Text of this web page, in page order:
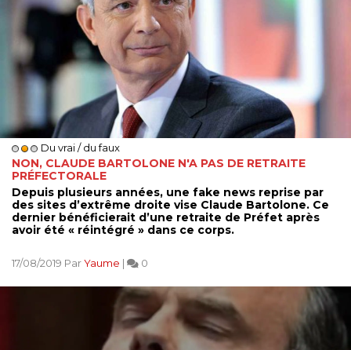
Du vrai / du faux
NON, CLAUDE BARTOLONE N'A PAS DE RETRAITE
PRÉFECTORALE
Depuis plusieurs années, une fake news reprise par
des sites d’extrême droite vise Claude Bartolone. Ce
dernier bénéficierait d’une retraite de Préfet après
avoir été « réintégré » dans ce corps.
17/08/2019 ParYaume | 0